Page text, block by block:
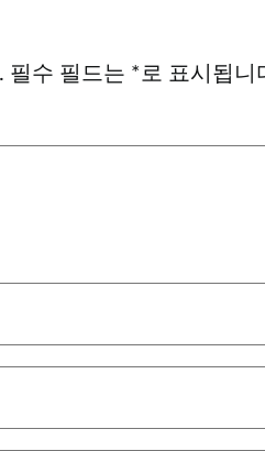
필수 필드는 *로 표시됩니